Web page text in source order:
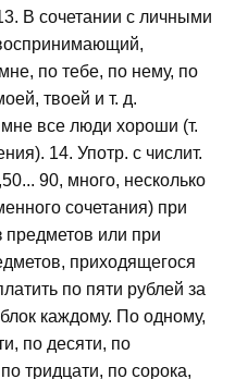
В сочетании с личными
по тебе, по нему, по
твоей и т. д.
все люди хороши (т.
14. Употр. с числит.
90, много, несколько
сочетания) при
предметов или при
приходящегося
по пяти рублей за
каждому. По одному,
по десяти, по
тридцати, по сорока,